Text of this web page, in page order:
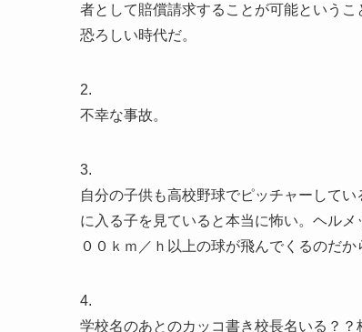
者として賠償請求することが可能というこ
恐ろしい時代だ。
2.
不幸な事故。
3.
自分の子供も高校野球でピッチャーして
に入る子を見ていると本当に怖い。ヘル
００ｋｍ／ｈ以上の球が飛んでくるのだか
4.
学校名のあとのカッコ書き校長名いる？？